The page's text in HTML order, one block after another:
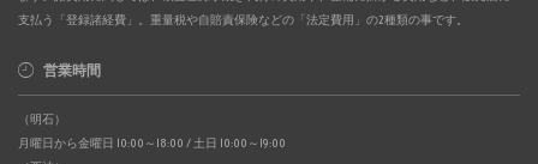
支払う「登録諸経費」。重量税や自賠責保険などの「法定費用」の2種類の事です。
営業時間
（明石）
月曜日から金曜日 10:00～18:00 / 土日 10:00～19:00